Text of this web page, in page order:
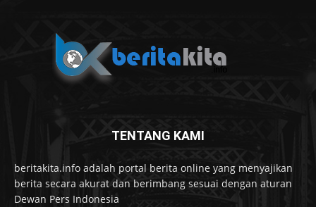
TENTANG KAMI
beritakita.info adalah portal berita online yang menyajikan
berita secara akurat dan berimbang sesuai dengan aturan
Dewan Pers Indonesia